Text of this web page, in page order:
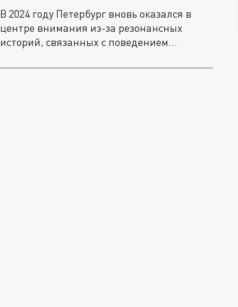
В 2024 году Петербург вновь оказался в
центре внимания из-за резонансных
историй, связанных с поведением...